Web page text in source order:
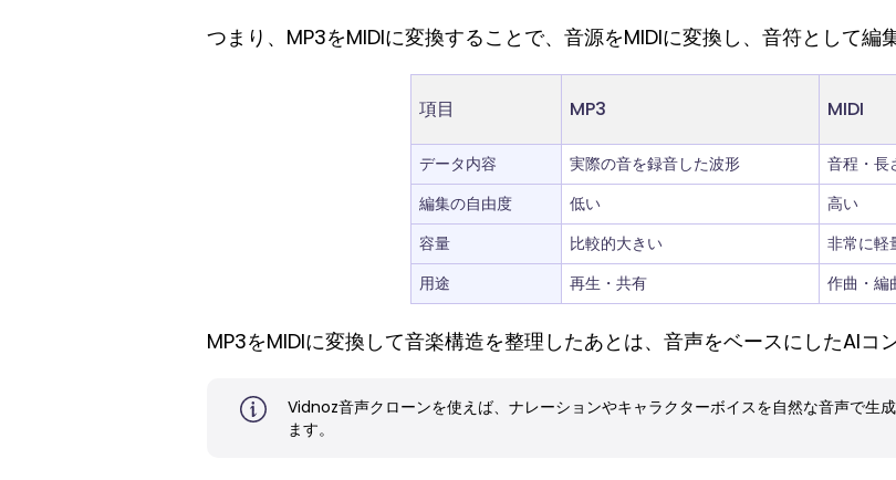
つまり、MP3をMIDIに変換することで、音源をMIDIに変換し、音符として編
項目 MP3 MIDI
データ内容 実際の音を録音した波形
音程・長
編集の自由度
低い
高い
容量
比較的大きい
非常に軽
用途
再生・共有 作曲・編
MP3をMIDIに変換して音楽構造を整理したあとは、音声をベースにしたAIコ
Vidnoz音声クローンを使えば、ナレーションやキャラクターボイスを自然な音声で生
ます。